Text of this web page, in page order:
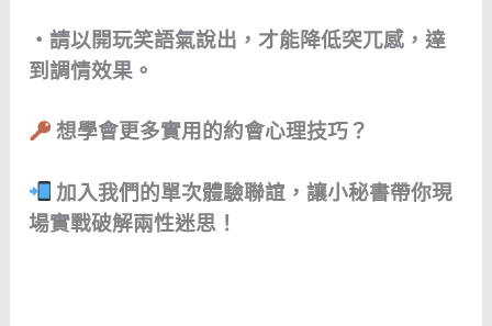
・請以開玩笑語氣說出，才能降低突兀感，達
到調情效果。
想學會更多實用的約會心理技巧？
加入我們的單次體驗聯誼，讓小秘書帶你現
場實戰破解兩性迷思！